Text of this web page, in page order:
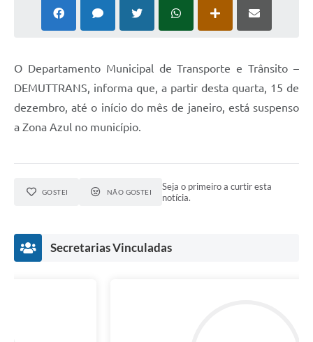
O Departamento Municipal de Transporte e Trânsito –
DEMUTTRANS, informa que, a partir desta quarta, 15 de
dezembro, até o início do mês de janeiro, está suspenso
a Zona Azul no município.
GOSTEI NÃO GOSTEI
Seja o primeiro a curtir esta
notícia.
Secretarias Vinculadas